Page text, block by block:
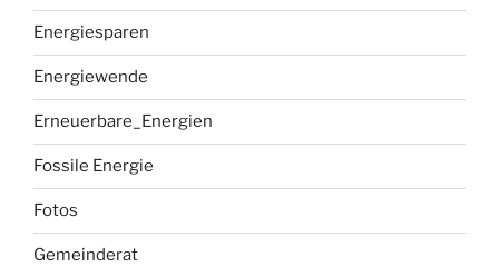
Energiesparen
Energiewende
Erneuerbare_Energien
Fossile Energie
Fotos
Gemeinderat